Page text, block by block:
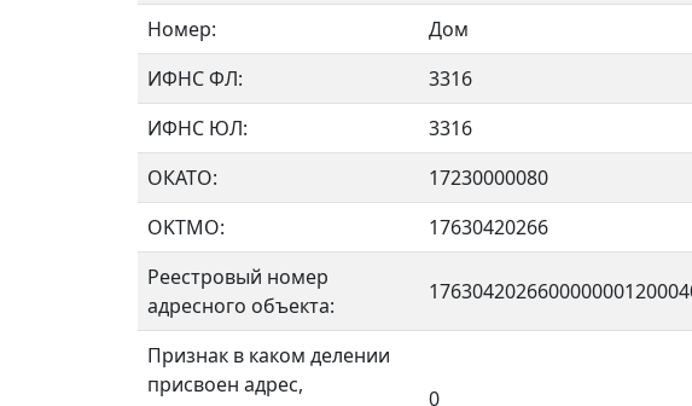
Номер:
Дом
ИФНС ФЛ:
3316
ИФНС ЮЛ:
3316
ОКАТО:
17230000080
OKTMO:
17630420266
Реестровый номер
адресного объекта:
Признак в каком делении
присвоен адрес,
0